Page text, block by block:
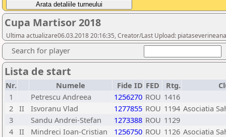
Cupa Martisor 2018
Ultima actualizare06.03.2018 20:16:35, Creator/Last Upload: piataseverineana
Search for player
Lista de start
Nr. Numele Fide ID FED Rtg.
1
Petrescu Andreea 1256270 ROU 1416
2 II Isvoranu Vlad 1277855 ROU 1194 Asociatia
3
Sandu Andrei-Stefan 1273388 ROU 1129
4 II Mindreci Ioan-Cristian 1256750 ROU 1126 Asociatia